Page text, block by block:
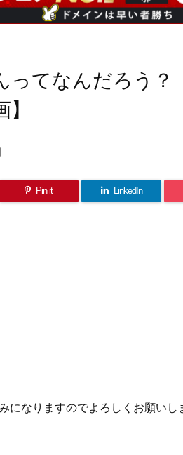
ってなんだろう
Pin it LinkedIn
になりますのでよろしくお願いし